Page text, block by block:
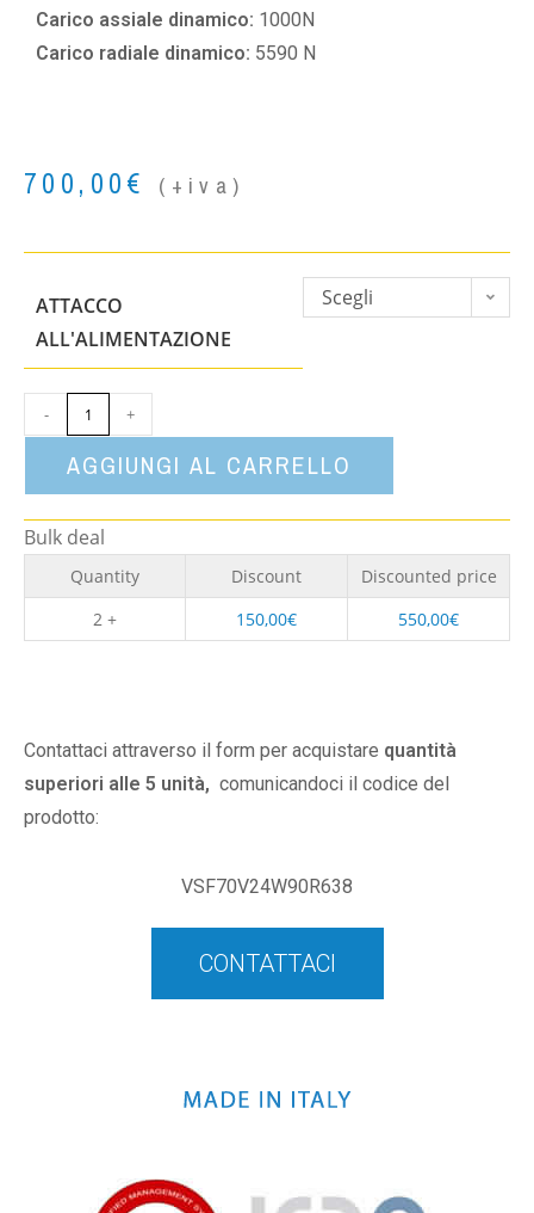
Carico assiale dinamico: 1000N
Carico radiale dinamico: 5590 N
700,00€ (+iva)
ATTACCO
ALL'ALIMENTAZIONE
Scegli
- +
AGGIUNGI AL CARRELLO
Bulk deal
Quantity Discount
Discounted price
2 +
150,00€ 550,00€
Contattaci attraverso il form per acquistare quantità
superiori alle 5 unità, comunicandoci il codice del
prodotto:
VSF70V24W90R638
CONTATTACI